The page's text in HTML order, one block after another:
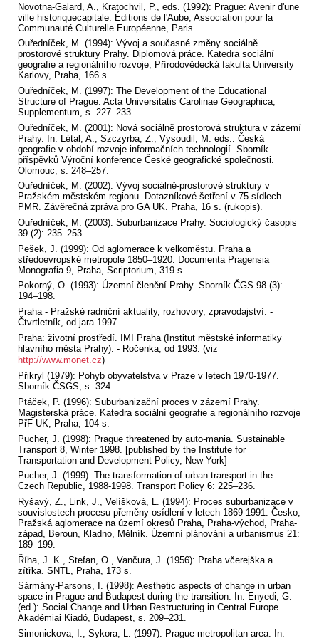
Novotna-Galard, A., Kratochvil, P., eds. (1992): Prague: Avenir d'une
ville historiquecapitale. Éditions de l'Aube, Association pour la
Communauté Culturelle Européenne, Paris.
Ouředníček, M. (1994): Vývoj a současné změny sociálně
prostorové struktury Prahy. Diplomová práce. Katedra sociální
geografie a regionálního rozvoje, Přírodovědecká fakulta University
Karlovy, Praha, 166 s.
Ouředníček, M. (1997): The Development of the Educational
Structure of Prague. Acta Universitatis Carolinae Geographica,
Supplementum, s. 227–233.
Ouředníček, M. (2001): Nová sociálně prostorová struktura v zázemí
Prahy. In: Létal, A., Szczyrba, Z., Vysoudil, M. eds.: Česká
geografie v období rozvoje informačních technologií. Sborník
příspěvků Výroční konference České geografické společnosti.
Olomouc, s. 248–257.
Ouředníček, M. (2002): Vývoj sociálně-prostorové struktury v
Pražském městském regionu. Dotazníkové šetření v 75 sídlech
PMR. Závěrečná zpráva pro GA UK. Praha, 16 s. (rukopis).
Ouředníček, M. (2003): Suburbanizace Prahy. Sociologický časopis
39 (2): 235–253.
Pešek, J. (1999): Od aglomerace k velkoměstu. Praha a
středoevropské metropole 1850–1920. Documenta Pragensia
Monografia 9, Praha, Scriptorium, 319 s.
Pokorný, O. (1993): Územní členění Prahy. Sborník ČGS 98 (3):
194–198.
Praha - Pražské radniční aktuality, rozhovory, zpravodajství. -
Čtvrtletník, od jara 1997.
Praha: životní prostředí. IMI Praha (Institut městské informatiky
hlavního města Prahy). - Ročenka, od 1993. (viz
http://www.monet.cz)
Přikryl (1979): Pohyb obyvatelstva v Praze v letech 1970-1977.
Sborník ČSGS, s. 324.
Ptáček, P. (1996): Suburbanizační proces v zázemí Prahy.
Magisterská práce. Katedra sociální geografie a regionálního rozvoje
PřF UK, Praha, 104 s.
Pucher, J. (1998): Prague threatened by auto-mania. Sustainable
Transport 8, Winter 1998. [published by the Institute for
Transportation and Development Policy, New York]
Pucher, J. (1999): The transformation of urban transport in the
Czech Republic, 1988-1998. Transport Policy 6: 225–236.
Ryšavý, Z., Link, J., Velíšková, L. (1994): Proces suburbanizace v
souvislostech procesu přeměny osídlení v letech 1869-1991: Česko,
Pražská aglomerace na území okresů Praha, Praha-východ, Praha-
západ, Beroun, Kladno, Mělník. Územní plánování a urbanismus 21:
189–199.
Říha, J. K., Stefan, O., Vančura, J. (1956): Praha včerejška a
zítřka. SNTL, Praha, 173 s.
Sármány-Parsons, I. (1998): Aesthetic aspects of change in urban
space in Prague and Budapest during the transition. In: Enyedi, G.
(ed.): Social Change and Urban Restructuring in Central Europe.
Akadémiai Kiadó, Budapest, s. 209–231.
Simonickova, I., Sykora, L. (1997): Prague metropolitan area. In: